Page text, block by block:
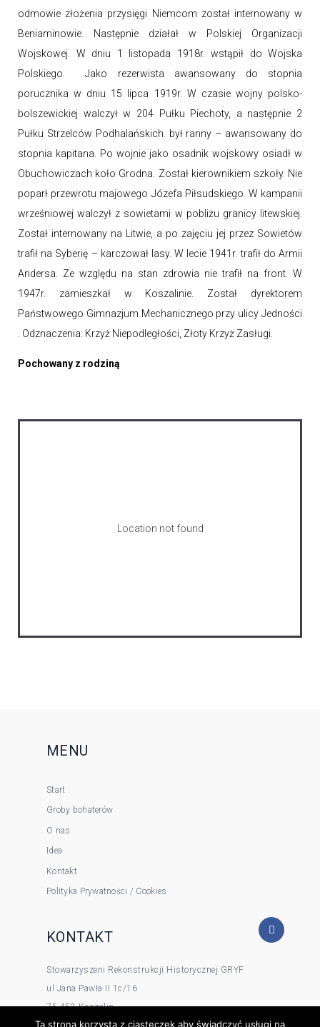
odmowie złożenia przysięgi Niemcom został internowany w
Beniaminowie. Następnie działał w Polskiej Organizacji
Wojskowej. W dniu 1 listopada 1918r. wstąpił do Wojska
Polskiego. Jako rezerwista awansowany do stopnia
porucznika w dniu 15 lipca 1919r. W czasie wojny polsko-
bolszewickiej walczył w 204 Pułku Piechoty, a następnie 2
Pułku Strzelców Podhalańskich. był ranny – awansowany do
stopnia kapitana. Po wojnie jako osadnik wojskowy osiadł w
Obuchowiczach koło Grodna. Został kierownikiem szkoły. Nie
poparł przewrotu majowego Józefa Piłsudskiego. W kampanii
wrześniowej walczył z sowietami w pobliżu granicy litewskiej.
Został internowany na Litwie, a po zajęciu jej przez Sowietów
trafił na Syberię – karczował lasy. W lecie 1941r. trafił do Armii
Andersa. Ze względu na stan zdrowia nie trafił na front. W
1947r. zamieszkał w Koszalinie. Został dyrektorem
Państwowego Gimnazjum Mechanicznego przy ulicy Jedności
. Odznaczenia: Krzyż Niepodległości, Złoty Krzyż Zasługi.
Pochowany z rodziną
Location not found
MENU
Start
Groby bohaterów
O nas
Idea
Kontakt
Polityka Prywatności / Cookies
KONTAKT
Stowarzyszeni Rekonstrukcji Historycznej GRYF
ul Jana Pawła II 1c/16
75-452 Koszalin
Ta strona korzysta z ciasteczek aby świadczyć usługi na